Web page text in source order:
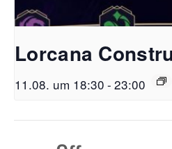
Lorcana
11.08. um 18:30 - 23:00